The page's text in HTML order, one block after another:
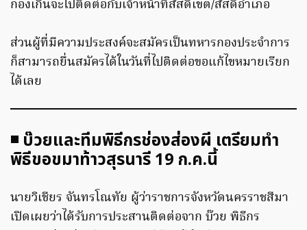
กองเกินจะไปติดต่อกับเจ้าหน้าที่สัสดีเขต/สัสดีอำเภอ
ส่วนผู้ที่มีความประสงค์จะสมัครเป็นทหารกองประจำการ
ก็สามารถยื่นสมัครได้ในวันที่ไปติดต่อขอแก้ไขหมายเรียก
ได้เลย
◾ บ๊วยและทีมพิธีกรช่องส่องผี เตรียมทำ
พิธีขอขมาท้าวสุรนารี 19 ก.ค.นี้
นายวิเชียร จันทรโณทัย ผู้ว่าราชการจังหวัดนครราชสีมา
เปิดเผยว่าได้รับการประสานติดต่อจาก บ๊วย พิธีกร